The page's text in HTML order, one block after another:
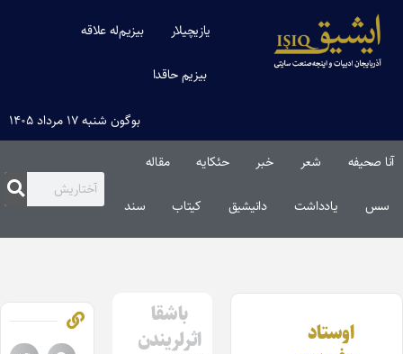
یازیچیلار بیزیم‌له علاقه
بیزیم حاقدا
بوگون شنبه ۱۷ مرداد ۱۴۰۵
آنا صحیفه شعر خبر حئکایه مقاله‌
سس یادداشت دانیشیق کیتاب سند
اوستاد
باشقا
اثرلریندن